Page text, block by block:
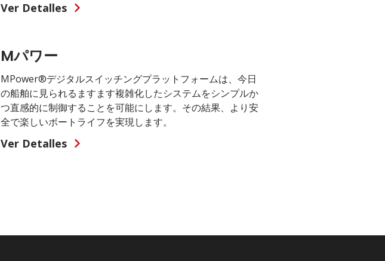
Ver Detalles
Mパワー
MPower®デジタルスイッチングプラットフォームは、今日
の船舶に見られるますます複雑化したシステムをシンプルか
つ直感的に制御することを可能にします。その結果、より安
全で楽しいボートライフを実現します。
Ver Detalles